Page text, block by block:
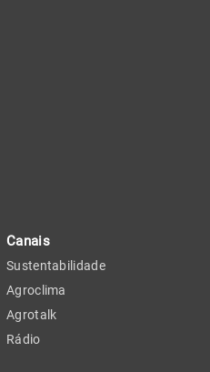
Canais
Sustentabilidade
Agroclima
Agrotalk
Rádio